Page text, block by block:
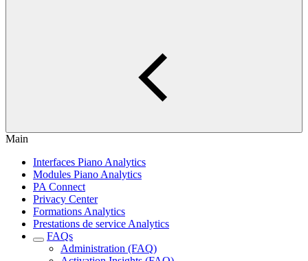
Main
Interfaces Piano Analytics
Modules Piano Analytics
PA Connect
Privacy Center
Formations Analytics
Prestations de service Analytics
FAQs
Administration (FAQ)